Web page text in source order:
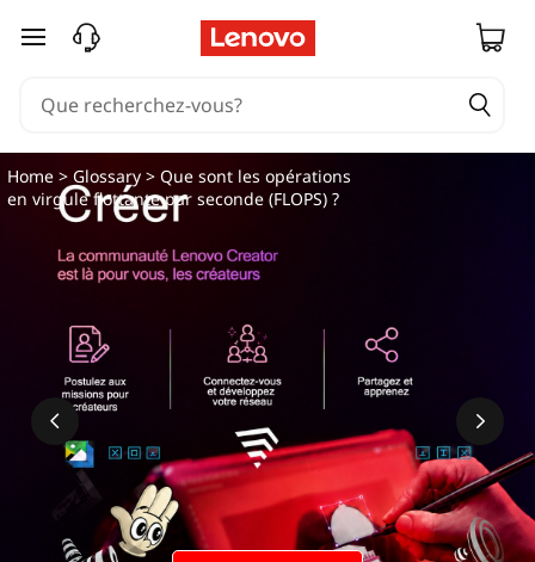
Q
s
passer au contenu principal
Home >Glossary > Que sont les opérations
en virgule flottante par seconde (FLOPS) ?